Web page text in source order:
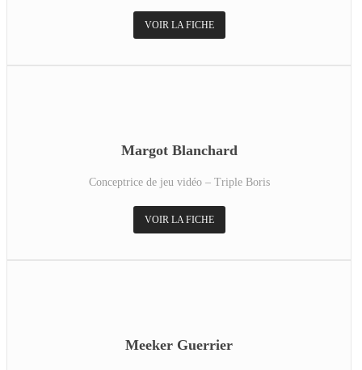
VOIR LA FICHE
Margot Blanchard
Conceptrice de jeu vidéo – Triple Boris
VOIR LA FICHE
Meeker Guerrier